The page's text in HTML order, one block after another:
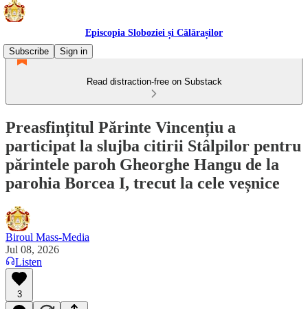
Episcopia Sloboziei și Călărașilor
Subscribe
Sign in
Read distraction-free on Substack
Preasfințitul Părinte Vincențiu a
participat la slujba citirii Stâlpilor pentru
părintele paroh Gheorghe Hangu de la
parohia Borcea I, trecut la cele veșnice
Biroul Mass-Media
Jul 08, 2026
Listen
3